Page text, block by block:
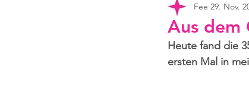
Aus dem
Fee 29. Nov.
Heute fand die
ersten Mal in